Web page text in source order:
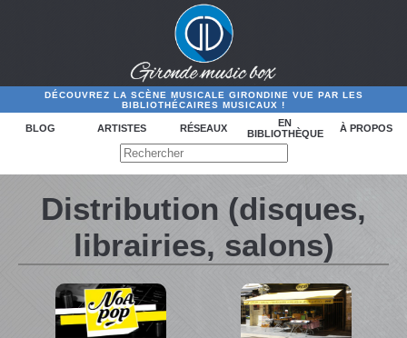
DÉCOUVREZ LA SCÈNE MUSICALE GIRONDINE VUE PAR LES
BIBLIOTHÉCAIRES MUSICAUX !
BLOG ARTISTES RÉSEAUX
EN
BIBLIOTHÈQUE
À PROPOS
Distribution (disques,
librairies, salons)